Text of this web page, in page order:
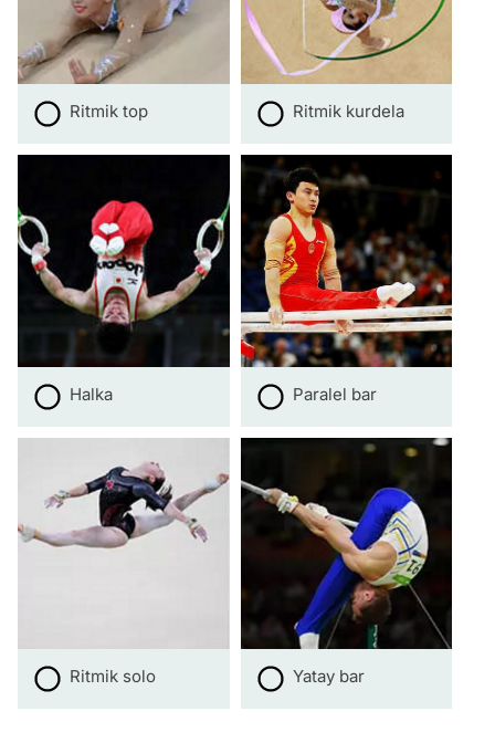
Ritmik top Ritmik kurdela
Halka Paralel bar
Ritmik solo Yatay bar